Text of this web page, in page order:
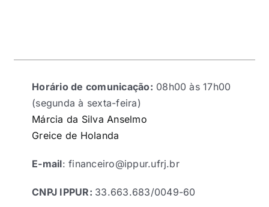
Biblioteca
Eventos e Certificados
Comunicação
Horário de comunicação: 08h00 às 17h00
(segunda à sexta-feira)
Márcia da Silva Anselmo
Greice de Holanda
E-mail: financeiro@ippur.ufrj.br
CNPJ IPPUR: 33.663.683/0049-60